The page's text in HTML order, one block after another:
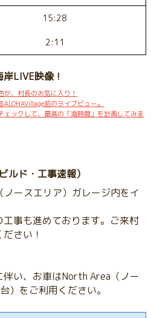
15:28
2:11
LIVE映像！
が、村長のお気に入り！
前のライブビュー。
ェックして、最高の「海時間」を計画してみま
ルド・工事速報）
ースエリア）ガレージ内をイ
事も進めております。ご来村
さい！
い、お車はNorth Area（ノー
）をご利用ください。